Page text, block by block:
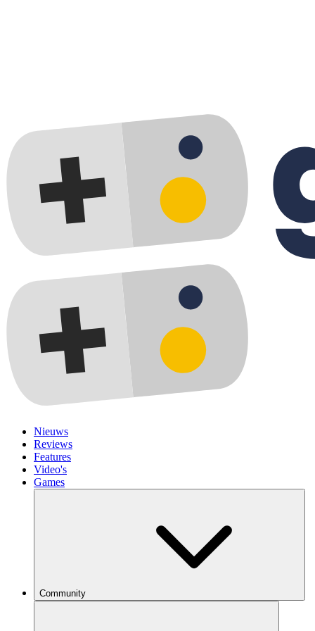
Nieuws
Reviews
Features
Video's
Games
Community